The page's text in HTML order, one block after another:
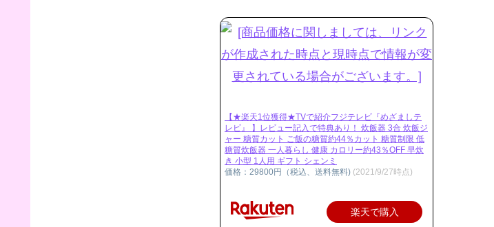
【★楽天1位獲得★TVで紹介フジテレビ『めざましテ
レビ』 】レビュー記入で特典あり！ 炊飯器 3合 炊飯ジ
ャー 糖質カット ご飯の糖質約44％カット 糖質制限 低
糖質炊飯器 一人暮らし 健康 カロリー約43％OFF 早炊
き 小型 1人用 ギフト シェンミ
価格：29800円（税込、送料無料) (2021/9/27時点)
楽天で購入